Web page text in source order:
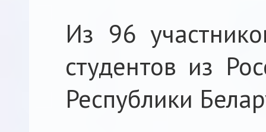
Из 96
студентов из
Республики